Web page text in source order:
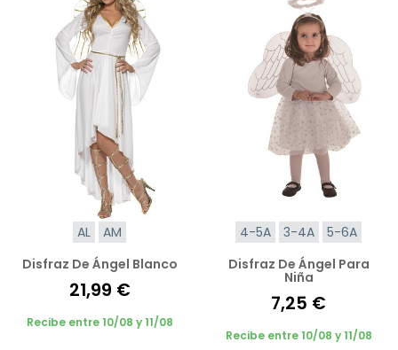
AL
AM
Disfraz De Ángel Blanco
21,99 €
Recibe entre 10/08 y 11/08
4-5A 3-4A
5-6A
Disfraz De Ángel Para
Niña
7,25 €
Recibe entre 10/08 y 11/08